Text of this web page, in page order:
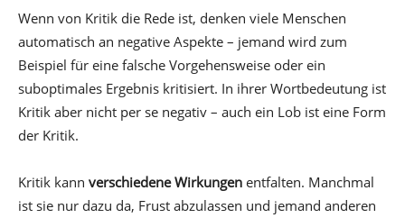
Wenn von Kritik die Rede ist, denken viele Menschen
automatisch an negative Aspekte – jemand wird zum
Beispiel für eine falsche Vorgehensweise oder ein
suboptimales Ergebnis kritisiert. In ihrer Wortbedeutung ist
Kritik aber nicht per se negativ – auch ein Lob ist eine Form
der Kritik.
Kritik kann verschiedene Wirkungen entfalten. Manchmal
ist sie nur dazu da, Frust abzulassen und jemand anderen